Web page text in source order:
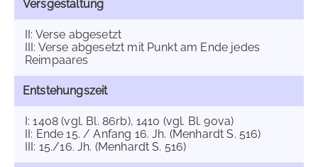
Versgestaltung
II: Verse abgesetzt
III: Verse abgesetzt mit Punkt am Ende jedes
Reimpaares
Entstehungszeit
I: 1408 (vgl. Bl. 86rb), 1410 (vgl. Bl. 90va)
II: Ende 15. / Anfang 16. Jh. (Menhardt S. 516)
III: 15./16. Jh. (Menhardt S. 516)